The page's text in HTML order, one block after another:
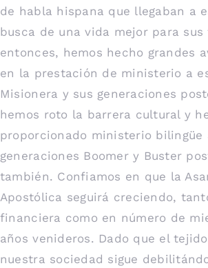
de habla hispana que llegaban a
busca de una vida mejor para sus
entonces, hemos hecho grandes
en la prestación de ministerio a
Misionera y sus generaciones
hemos roto la barrera cultural y
proporcionado ministerio bilingüe
generaciones Boomer y Buster
también. Confiamos en que la
Apostólica seguirá creciendo,
financiera como en número de
años venideros. Dado que el
nuestra sociedad sigue